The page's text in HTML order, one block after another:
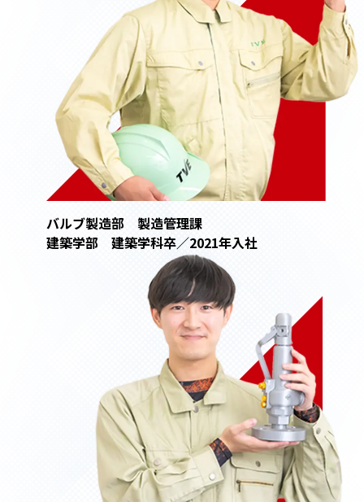
バルブ製造部 製造管理課
建築学部 建築学科卒／2021年入社